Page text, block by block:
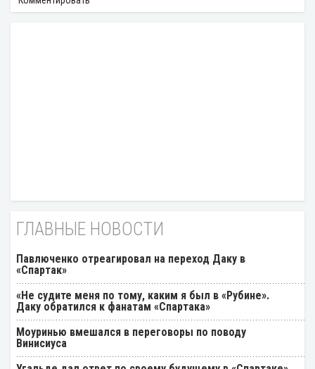
ГЛАВНЫЕ НОВОСТИ
Павлюченко отреагировал на переход Даку в
«Спартак»
«Не судите меня по тому, каким я был в «Рубине».
Даку обратился к фанатам «Спартака»
Моуринью вмешался в переговоры по поводу
Винисиуса